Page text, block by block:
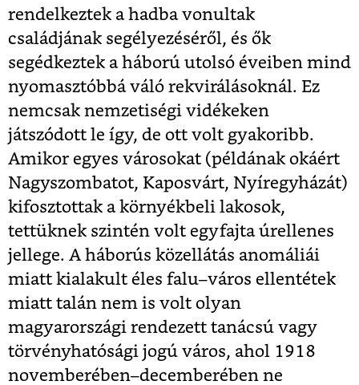
rendelkeztek a hadba vonultak
családjának segélyezéséről, és ők
segédkeztek a háború utolsó éveiben mind
nyomasztóbbá váló rekvirálásoknál. Ez
nemcsak nemzetiségi vidékeken
játszódott le így, de ott volt gyakoribb.
Amikor egyes városokat (példának okáért
Nagyszombatot, Kaposvárt, Nyíregyházát)
kifosztottak a környékbeli lakosok,
tettüknek szintén volt egyfajta úrellenes
jellege. A háborús közellátás anomáliái
miatt kialakult éles falu–város ellentétek
miatt talán nem is volt olyan
magyarországi rendezett tanácsú vagy
törvényhatósági jogú város, ahol 1918
novemberében–decemberében ne